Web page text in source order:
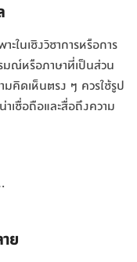
ในเชิงวิชาการหรือการ
มณ์หรือภาษาที่เป็นส่วน
มคิดเห็นตรง ๆ ควรใช้รูป
เชื่อถือและสื่อถึงความ
ย